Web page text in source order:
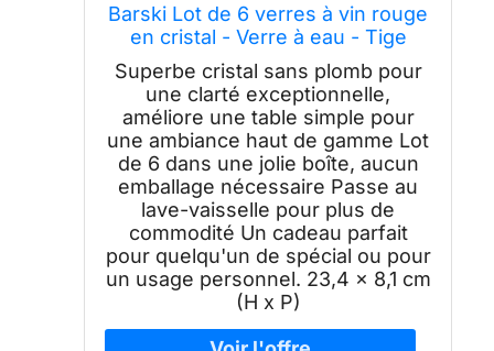
Barski Lot de 6 verres à vin rouge
en cristal - Verre à eau - Tige
dorée brillante - Verres à pied -
532 ml - Fabriqué en Europe
Superbe cristal sans plomb pour
une clarté exceptionnelle,
améliore une table simple pour
une ambiance haut de gamme Lot
de 6 dans une jolie boîte, aucun
emballage nécessaire Passe au
lave-vaisselle pour plus de
commodité Un cadeau parfait
pour quelqu'un de spécial ou pour
un usage personnel. 23,4 x 8,1 cm
(H x P)